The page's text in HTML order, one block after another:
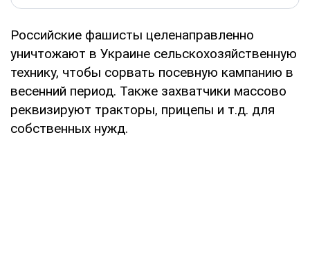
Российские фашисты целенаправленно
уничтожают в Украине сельскохозяйственную
технику, чтобы сорвать посевную кампанию в
весенний период. Также захватчики массово
реквизируют тракторы, прицепы и т.д. для
собственных нужд.